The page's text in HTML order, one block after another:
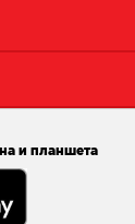
и планшета